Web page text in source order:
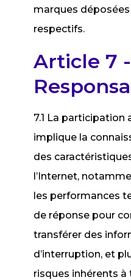
marques
respectifs.
Article 7 -
7.1 La participation
implique la
des
l’Internet,
les performances
de réponse pour
transférer des
d’interruption, et
risques inhérents